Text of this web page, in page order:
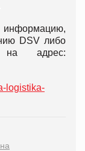
информацию,
DSV либо
на адрес:
logistika-